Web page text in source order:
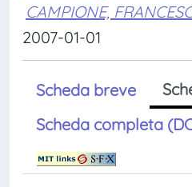
CAMPIONE,
2007-01-01
Scheda breve
Scheda completa